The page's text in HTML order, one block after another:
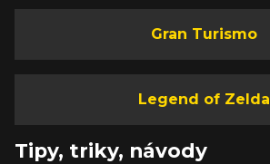
Gran Turismo
Legend of Zelda
Tipy, triky, návody